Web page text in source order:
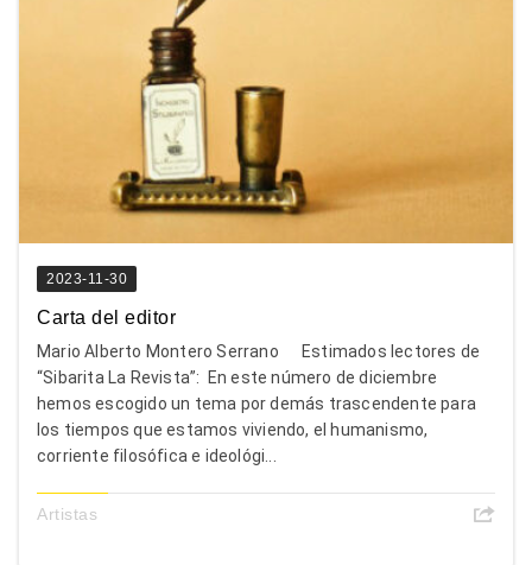
2023-11-30
Carta del editor
Mario Alberto Montero Serrano Estimados lectores de
“Sibarita La Revista”: En este número de diciembre
hemos escogido un tema por demás trascendente para
los tiempos que estamos viviendo, el humanismo,
corriente filosófica e ideológi...
Artistas